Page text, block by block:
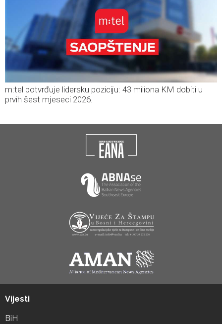
m:tel potvrđuje lidersku poziciju: 43 miliona KM dobiti u
prvih šest mjeseci 2026.
Vijesti
BiH